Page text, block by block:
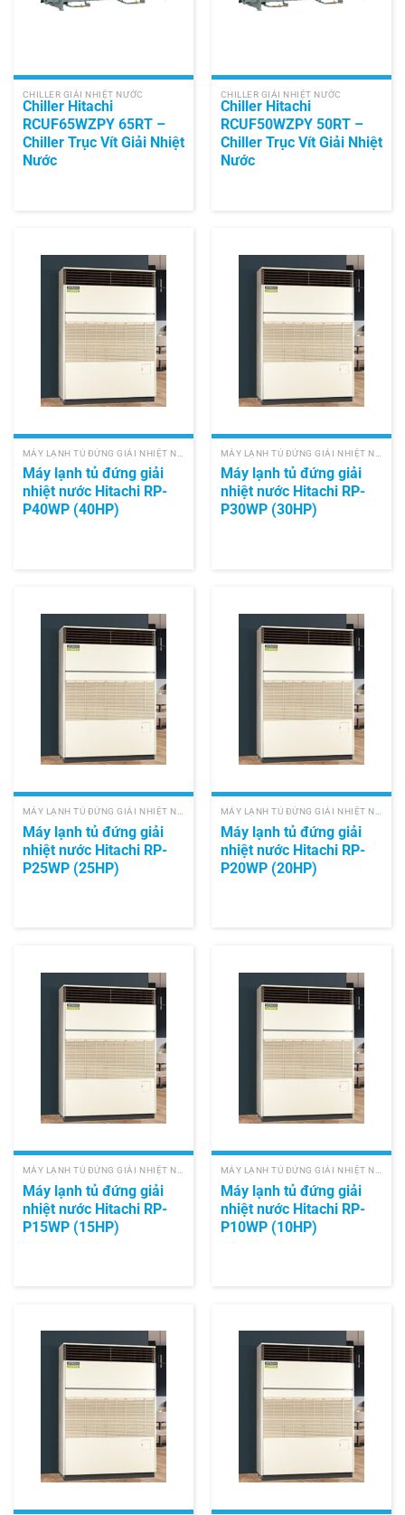
CHILLER GIẢI NHIỆT NƯỚC
Chiller Hitachi
RCUF65WZPY 65RT –
Chiller Trục Vít Giải Nhiệt
Nước
CHILLER GIẢI NHIỆT NƯỚC
Chiller Hitachi
RCUF50WZPY 50RT –
Chiller Trục Vít Giải Nhiệt
Nước
Máy lạnh tủ đứng giải
nhiệt nước Hitachi RP-
P40WP (40HP)
Máy lạnh tủ đứng giải
nhiệt nước Hitachi RP-
P30WP (30HP)
MÁY LẠNH TỦ ĐỨNG GIẢI NHIỆT NƯỚC HITACHI
Máy lạnh tủ đứng giải
nhiệt nước Hitachi RP-
P25WP (25HP)
MÁY LẠNH TỦ ĐỨNG GIẢI NHIỆT NƯỚC HITACHI
Máy lạnh tủ đứng giải
nhiệt nước Hitachi RP-
P20WP (20HP)
Máy lạnh tủ đứng giải
nhiệt nước Hitachi RP-
P15WP (15HP)
Máy lạnh tủ đứng giải
nhiệt nước Hitachi RP-
P10WP (10HP)